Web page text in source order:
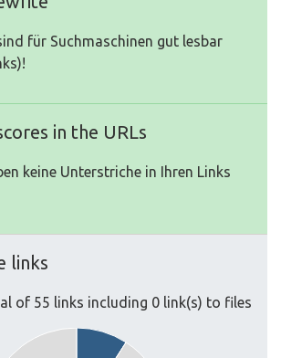
für Suchmaschinen gut lesbar
in the URLs
keine Unterstriche in Ihren Links
links
of 55 links including 0 link(s) to files